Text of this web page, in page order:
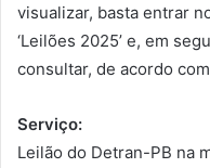
visualizar, basta entrar
‘Leilões 2025’ e, em
consultar, de acordo
Serviço:
Leilão do Detran-PB na